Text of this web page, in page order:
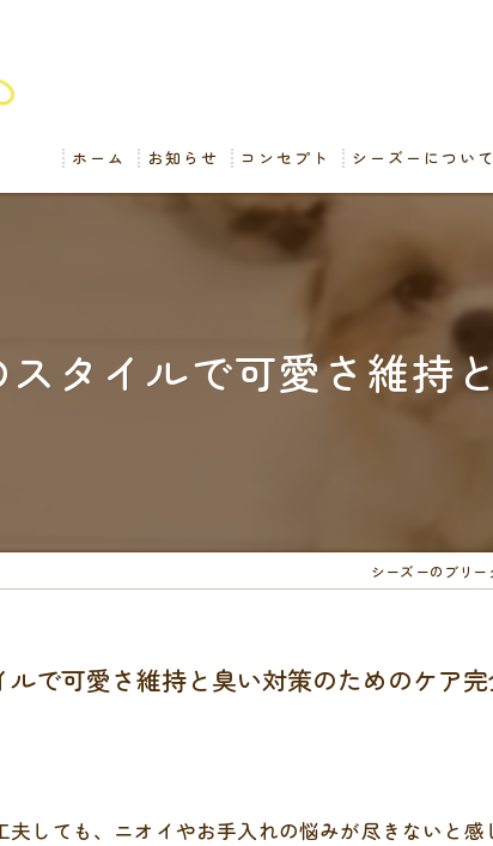
ホーム お知らせ コンセプト シーズーについて
タイルで可愛さ維持
シーズーのブリ
ルで可愛さ維持と臭い対策のためのケア
夫しても、ニオイやお手入れの悩みが尽きないと